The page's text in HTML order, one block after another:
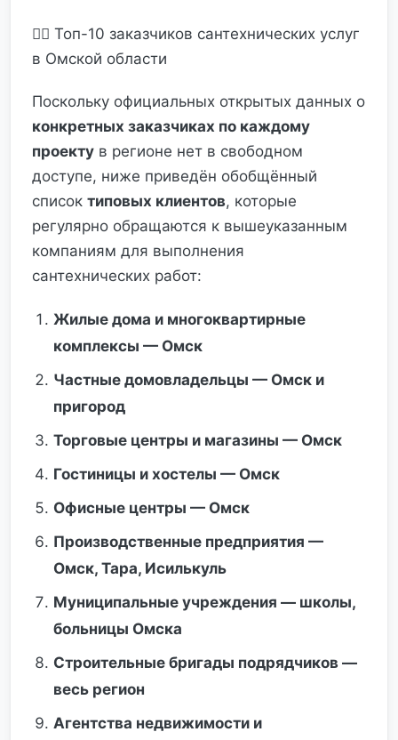
👷‍♂️ Топ-10 заказчиков сантехнических услуг
в Омской области
Поскольку официальных открытых данных о
конкретных заказчиках по каждому
проекту в регионе нет в свободном
доступе, ниже приведён обобщённый
список типовых клиентов, которые
регулярно обращаются к вышеуказанным
компаниям для выполнения
сантехнических работ:
Жилые дома и многоквартирные
комплексы — Омск
Частные домовладельцы — Омск и
пригород
Торговые центры и магазины — Омск
Гостиницы и хостелы — Омск
Офисные центры — Омск
Производственные предприятия —
Омск, Тара, Исилькуль
Муниципальные учреждения — школы,
больницы Омска
Строительные бригады подрядчиков —
весь регион
Агентства недвижимости и